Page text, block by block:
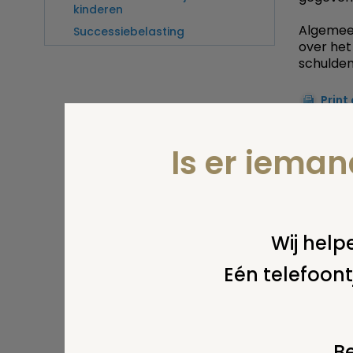
kinderen
Successiebelasting
over
Print
Stel
Is er
Wij
Eén